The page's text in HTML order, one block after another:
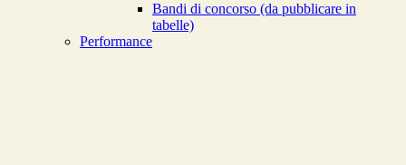
Bandi di concorso (da pubblicare in
tabelle)
Performance